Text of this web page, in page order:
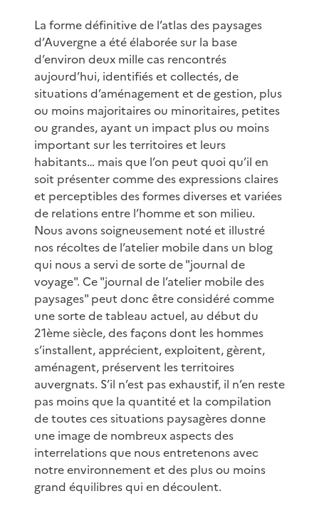
La forme définitive de l’atlas des paysages
d’Auvergne a été élaborée sur la base
d’environ deux mille cas rencontrés
aujourd’hui, identifiés et collectés, de
situations d’aménagement et de gestion, plus
ou moins majoritaires ou minoritaires, petites
ou grandes, ayant un impact plus ou moins
important sur les territoires et leurs
habitants… mais que l’on peut quoi qu’il en
soit présenter comme des expressions claires
et perceptibles des formes diverses et variées
de relations entre l’homme et son milieu.
Nous avons soigneusement noté et illustré
nos récoltes de l’atelier mobile dans un blog
qui nous a servi de sorte de "journal de
voyage". Ce "journal de l’atelier mobile des
paysages" peut donc être considéré comme
une sorte de tableau actuel, au début du
21ème siècle, des façons dont les hommes
s’installent, apprécient, exploitent, gèrent,
aménagent, préservent les territoires
auvergnats. S’il n’est pas exhaustif, il n’en reste
pas moins que la quantité et la compilation
de toutes ces situations paysagères donne
une image de nombreux aspects des
interrelations que nous entretenons avec
notre environnement et des plus ou moins
grand équilibres qui en découlent.